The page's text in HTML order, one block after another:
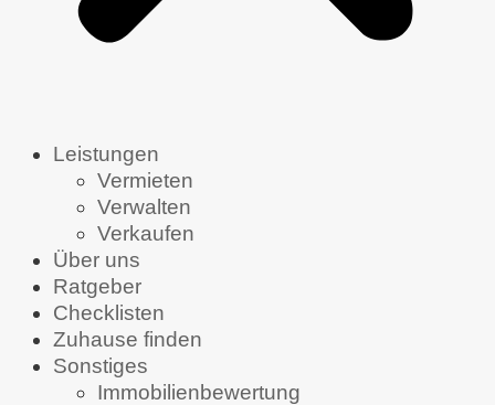
Leistungen
Vermieten
Verwalten
Verkaufen
Über uns
Ratgeber
Checklisten
Zuhause finden
Sonstiges
Immobilienbewertung